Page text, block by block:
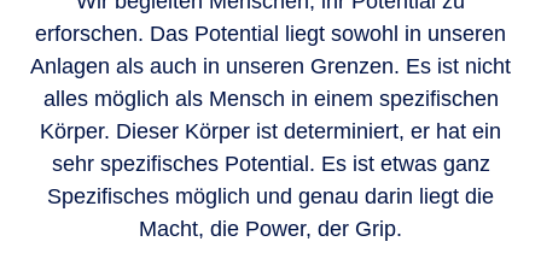
erforschen. Das Potential liegt sowohl in unseren
Anlagen als auch in unseren Grenzen. Es ist nicht
alles möglich als Mensch in einem spezifischen
Körper. Dieser Körper ist determiniert, er hat ein
sehr spezifisches Potential. Es ist etwas ganz
Spezifisches möglich und genau darin liegt die
Macht, die Power, der Grip.